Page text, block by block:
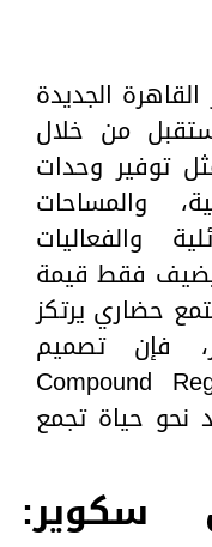
الجديدة
من خلال
توفير وحدات
والمساحات
والفعاليات
يضيف فقط قيمة
حضاري يرتكز
فإن تصميم
Compound
نحو حياة تجمع
سكوير: